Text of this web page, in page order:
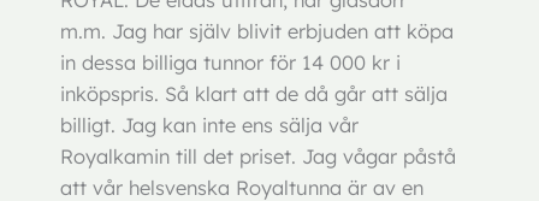
m.m. Jag har själv blivit erbjuden att köpa
in dessa billiga tunnor för 14 000 kr i
inköpspris. Så klart att de då går att sälja
billigt. Jag kan inte ens sälja vår
Royalkamin till det priset. Jag vågar påstå
att vår helsvenska Royaltunna är av en